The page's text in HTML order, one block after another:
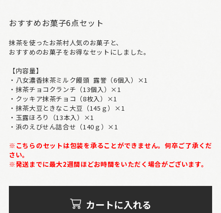
おすすめお菓子6点セット
抹茶を使ったお茶村人気のお菓子と、
おすすめのお菓子をお得なセットにしました。
【内容量】
・八女濃香抹茶ミルク饅頭 露誉（6個入）×1
・抹茶チョコクランチ（13個入）×1
・クッキア抹茶チョコ（8枚入）×1
・抹茶大豆ときなこ大豆（145ｇ）×1
・玉露ほろり（13本入）×1
・浜のえびせん詰合せ（140ｇ）×1
※こちらのセットは包装を承ることができません。何卒ご了承くだ
さい。
※発送までに最大2週間ほどお時間をいただく場合がございます。
カートに入れる